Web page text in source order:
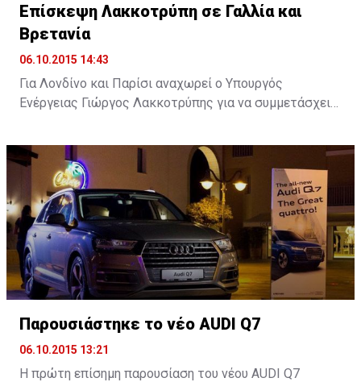
Επίσκεψη Λακκοτρύπη σε Γαλλία και
Βρετανία
06.10.2015 14:43
Για Λονδίνο και Παρίσι αναχωρεί ο Υπουργός
Ενέργειας Γιώργος Λακκοτρύπης για να συμμετάσχει
εκπροσώπους ενεργειακών κολοσσών.
Παρουσιάστηκε το νέο AUDI Q7
06.10.2015 13:21
H πρώτη επίσημη παρουσίαση του νέου AUDI Q7